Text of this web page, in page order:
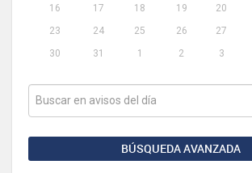
16
17 18 19 20
23
24 25 26 27
30
31 1 2 3
BÚSQUEDA AVANZADA